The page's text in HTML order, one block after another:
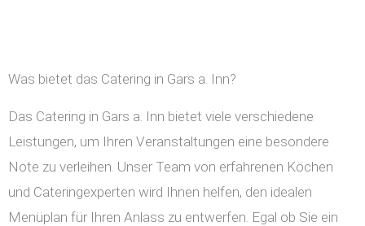
Was bietet das Catering in Gars a. Inn?
Das Catering in Gars a. Inn bietet viele verschiedene
Leistungen, um Ihren Veranstaltungen eine besondere
Note zu verleihen. Unser Team von erfahrenen Köchen
und Cateringexperten wird Ihnen helfen, den idealen
Menüplan für Ihren Anlass zu entwerfen. Egal ob Sie ein